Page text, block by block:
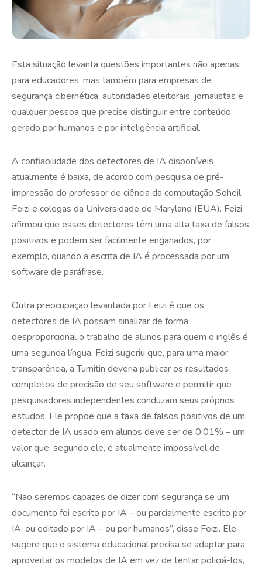
Esta situação levanta questões importantes não apenas
para educadores, mas também para empresas de
segurança cibernética, autoridades eleitorais, jornalistas e
qualquer pessoa que precise distinguir entre conteúdo
gerado por humanos e por inteligência artificial.
A confiabilidade dos detectores de IA disponíveis
atualmente é baixa, de acordo com pesquisa de pré-
impressão do professor de ciência da computação Soheil
Feizi e colegas da Universidade de Maryland (EUA). Feizi
afirmou que esses detectores têm uma alta taxa de falsos
positivos e podem ser facilmente enganados, por
exemplo, quando a escrita de IA é processada por um
software de paráfrase.
Outra preocupação levantada por Feizi é que os
detectores de IA possam sinalizar de forma
desproporcional o trabalho de alunos para quem o inglês é
uma segunda língua. Feizi sugeriu que, para uma maior
transparência, a Turnitin deveria publicar os resultados
completos de precisão de seu software e permitir que
pesquisadores independentes conduzam seus próprios
estudos. Ele propõe que a taxa de falsos positivos de um
detector de IA usado em alunos deve ser de 0,01% – um
valor que, segundo ele, é atualmente impossível de
alcançar.
“Não seremos capazes de dizer com segurança se um
documento foi escrito por IA – ou parcialmente escrito por
IA, ou editado por IA – ou por humanos”, disse Feizi. Ele
sugere que o sistema educacional precisa se adaptar para
aproveitar os modelos de IA em vez de tentar policiá-los,